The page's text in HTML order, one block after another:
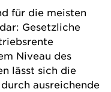
für die meisten
Gesetzliche
Niveau des
lässt sich die
ausreichende